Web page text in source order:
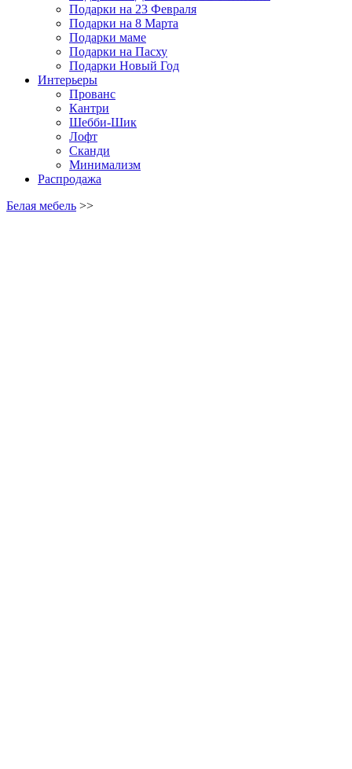
Подарки на 23 Февраля
Подарки на 8 Марта
Подарки маме
Подарки на Пасху
Подарки Новый Год
Интерьеры
Прованс
Кантри
Шебби-Шик
Лофт
Сканди
Минимализм
Распродажа
Белая мебель >>